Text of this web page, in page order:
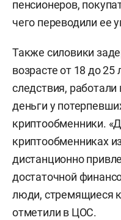
пенсионеров,
чего переводили ее
Также силовики
возрасте от 18 до 25
следствия,
деньги у
криптообменники.
криптообменниках
дистанционно
достаточной
люди, стремящиеся
отметили в ЦОС.